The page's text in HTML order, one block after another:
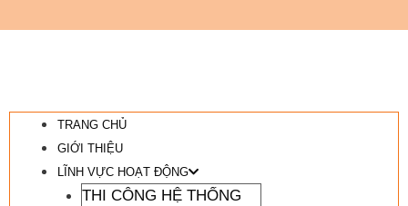
TRANG CHỦ
GIỚI THIỆU
LĨNH VỰC HOẠT ĐỘNG
THI CÔNG HỆ THỐNG